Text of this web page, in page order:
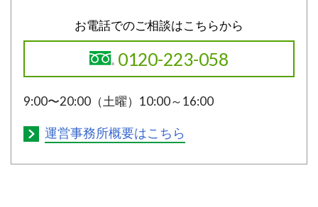
お電話でのご相談はこちらから
0120-223-058
9:00〜20:00（土曜）10:00～16:00
運営事務所概要はこちら